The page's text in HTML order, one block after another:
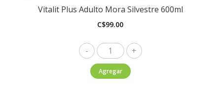
Vitalit Plus Adulto Mora Silvestre 600ml
C$99.00
Vitalit
Plus
Adulto
Agregar